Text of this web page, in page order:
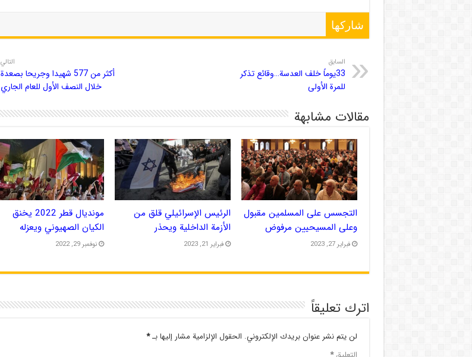
شاركها
السابق
33يوماً خلف العدسة…وقائع تذكر
للمرة الأولى
التالي
أكثر من 577 شهيدا وجريحا بصعدة
خلال النصف الأول للعام الجاري
مقالات مشابهة
التجسس على المسلمين مقبول
وعلى المسيحيين مرفوض
فبراير 27, 2023
الرئيس الإسرائيلي قلق من
الأزمة الداخلية ويحذر
فبراير 21, 2023
مونديال قطر 2022 يخنق
الكيان الصهيوني ويعزله
نوفمبر 29, 2022
اترك تعليقاً
لن يتم نشر عنوان بريدك الإلكتروني. الحقول الإلزامية مشار إليها بـ*